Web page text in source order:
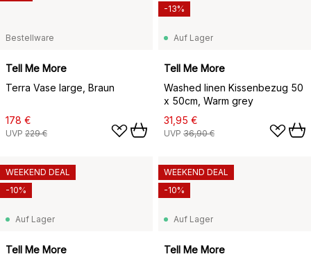
Bestellware
Tell Me More
Terra Vase large, Braun
178 €
UVP 229 €
Auf Lager
Tell Me More
Washed linen Kissenbezug 50
x 50cm, Warm grey
31,95 €
UVP 36,90 €
-13%
Auf Lager
Tell Me More
WEEKEND DEAL
-10%
Auf Lager
Tell Me More
WEEKEND DEAL
-10%